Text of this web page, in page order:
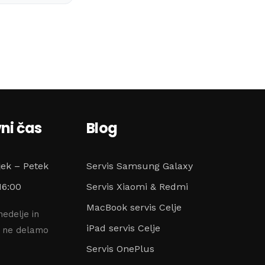
čas
– Petek
in
delamo
Blog
Servis Samsung Galaxy
Servis Xiaomi & Redmi
MacBook servis Celje
iPad servis Celje
Servis OnePlus